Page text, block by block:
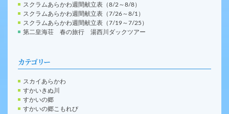
スクラムあらかわ週間献立表（8/2～8/8）
スクラムあらかわ週間献立表（7/26～8/1）
スクラムあらかわ週間献立表（7/19～7/25）
第二皇海荘 春の旅行 湯西川ダックツアー
カテゴリー
スカイあらかわ
すかいきぬ川
すかいの郷
すかいの郷こもれび